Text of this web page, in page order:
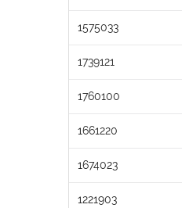
1575033
1739121
1760100
1661220
1674023
1221903